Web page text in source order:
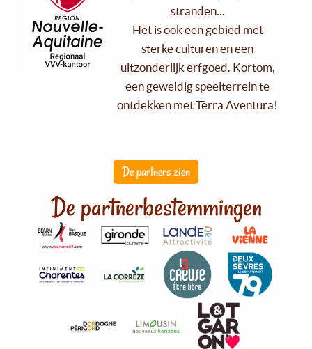
stranden...
Het is ook een gebied met
sterke culturen en een
uitzonderlijk erfgoed. Kortom,
een geweldig speelterrein te
ontdekken met Tèrra Aventura!
De partners zien
De partnerbestemmingen